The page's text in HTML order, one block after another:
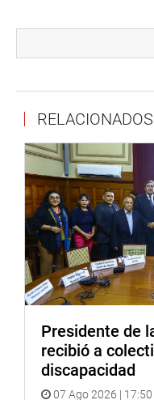
RELACIONADOS
Presidente de
recibió a
discapacidad
07 Ago 2026 | 17:50